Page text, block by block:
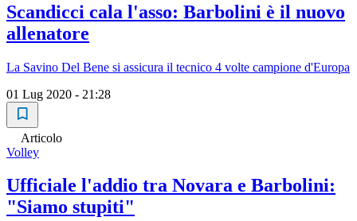
Scandicci cala l'asso: Barbolini è il nuovo
allenatore
La Savino Del Bene si assicura il tecnico 4 volte campione d'Europa
01 Lug 2020 - 21:28
Articolo
Volley
Ufficiale l'addio tra Novara e Barbolini:
"Siamo stupiti"